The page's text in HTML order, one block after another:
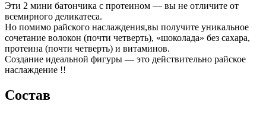
Эти 2 мини батончика с протеином — вы не отличите от
всемирного деликатеса.
Но помимо райского наслаждения,вы получите уникальное
сочетание волокон (почти четверть), «шоколада» без сахара,
протеина (почти четверть) и витаминов.
Создание идеальной фигуры — это действительно райское
наслаждение !!
Состав